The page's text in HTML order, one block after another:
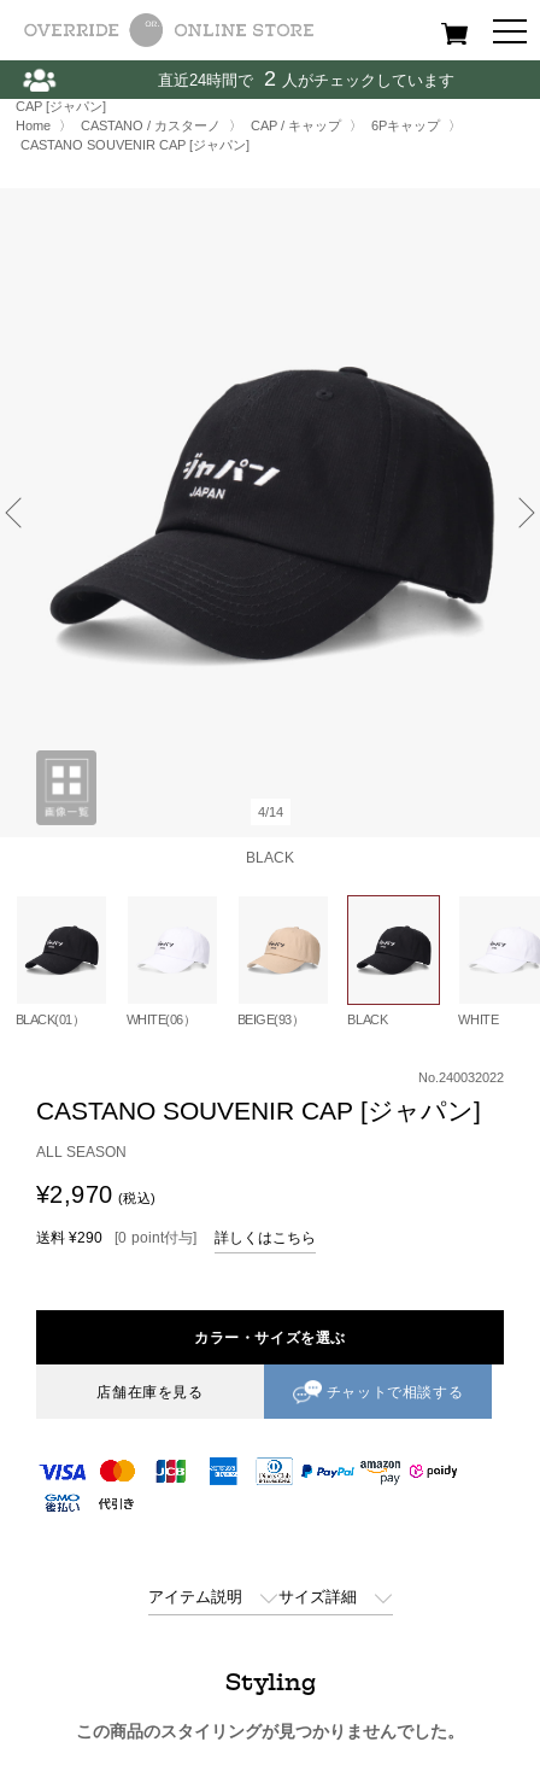
All Women Men
Home CASTANO / カスターノ 〉 CAP / キャップ 〉 CASTANO SOUVENIR
CAP [ジャパン]
Home
〉 CASTANO / カスターノ 〉 CAP / キャップ 〉 6Pキャップ
〉
CASTANO SOUVENIR CAP [ジャパン]
4/14
BLACK
BLACK(01） WHITE(06） BEIGE(93） BLACK WHITE
No.240032022
CASTANO SOUVENIR CAP [ジャパン]
ALL SEASON
¥2,970 (税込)
送料 ¥290 [0 point付与] 詳しくはこちら
カラー・サイズを選ぶ
店舗在庫を見る チャットで相談する
アイテム説明 サイズ詳細
Styling
この商品のスタイリングが見つかりませんでした。
直近24時間で 2 人がチェックしています